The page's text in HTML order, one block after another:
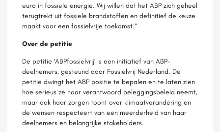
euro in fossiele energie. Wij willen dat het ABP zich geheel
terugtrekt uit fossiele brandstoffen en definitief de keuze
maakt voor een fossielvrije toekomst.”
Over de petitie
De petitie 'ABPfossielvrij' is een initiatief van ABP-
deelnemers, gesteund door Fossielvrij Nederland. De
petitie dwingt het ABP positie te bepalen en te laten zien
hoe serieus ze haar verantwoord beleggingsbeleid neemt,
maar ook haar zorgen toont over klimaatverandering en
de wensen respecteert van een meerderheid van haar
deelnemers en belangrijke stakeholders.